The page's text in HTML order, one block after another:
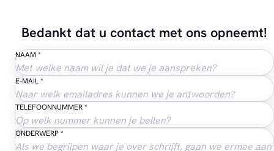
Bedankt dat u contact met ons opneemt!
NAAM*
E-MAIL*
TELEFOONNUMMER*
ONDERWERP*